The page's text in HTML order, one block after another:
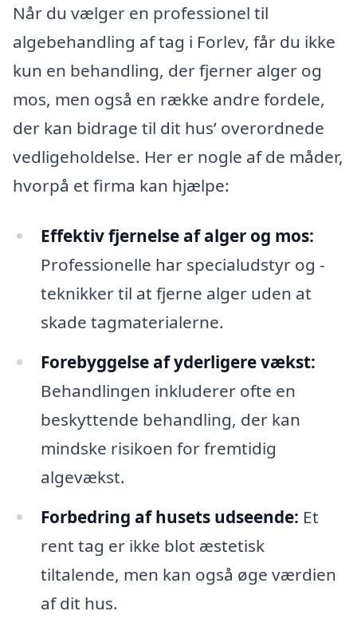
Når du vælger en professionel til
algebehandling af tag i Forlev, får du ikke
kun en behandling, der fjerner alger og
mos, men også en række andre fordele,
der kan bidrage til dit hus’ overordnede
vedligeholdelse. Her er nogle af de måder,
hvorpå et firma kan hjælpe:
Effektiv fjernelse af alger og mos:
Professionelle har specialudstyr og -
teknikker til at fjerne alger uden at
skade tagmaterialerne.
Forebyggelse af yderligere vækst:
Behandlingen inkluderer ofte en
beskyttende behandling, der kan
mindske risikoen for fremtidig
algevækst.
Forbedring af husets udseende: Et
rent tag er ikke blot æstetisk
tiltalende, men kan også øge værdien
af dit hus.